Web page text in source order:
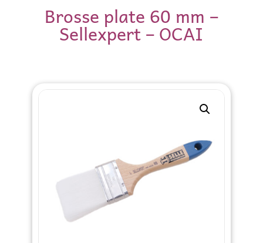
Brosse plate 60 mm –
Sellexpert – OCAI